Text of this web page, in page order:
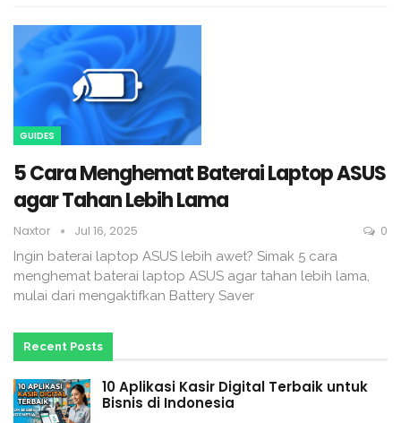
GUIDES
5 Cara Menghemat Baterai Laptop ASUS
agar Tahan Lebih Lama
Naxtor Jul 16, 2025 0
Ingin baterai laptop ASUS lebih awet? Simak 5 cara
menghemat baterai laptop ASUS agar tahan lebih lama,
mulai dari mengaktifkan Battery Saver
Recent Posts
10 Aplikasi Kasir Digital Terbaik untuk
Bisnis di Indonesia